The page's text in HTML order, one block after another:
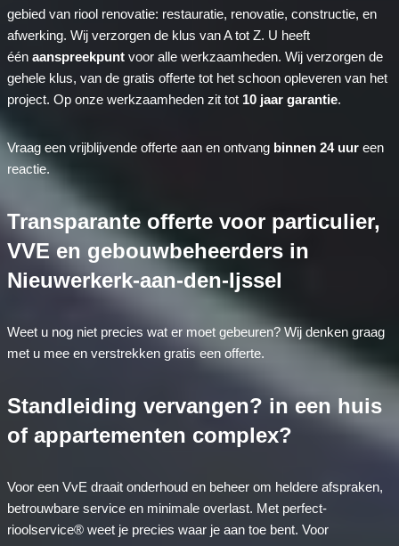
gebied van riool renovatie: restauratie, renovatie, constructie, en
afwerking. Wij verzorgen de klus van A tot Z. U heeft
één aanspreekpuntvoor alle werkzaamheden. Wij verzorgen de
gehele klus, van de gratis offerte tot het schoon opleveren van het
project. Op onze werkzaamheden zit tot 10 jaar garantie.
Vraag een vrijblijvende offerte aan en ontvang binnen 24 uureen
reactie.
Transparante offerte voor particulier,
VVE en gebouwbeheerders in
Nieuwerkerk-aan-den-Ijssel
Weet u nog niet precies wat er moet gebeuren? Wij denken graag
met u mee en verstrekken gratis een offerte.
Standleiding vervangen? in een huis
of appartementen complex?
Voor een VvE draait onderhoud en beheer om heldere afspraken,
betrouwbare service en minimale overlast. Met perfect-
rioolservice® weet je precies waar je aan toe bent. Voor